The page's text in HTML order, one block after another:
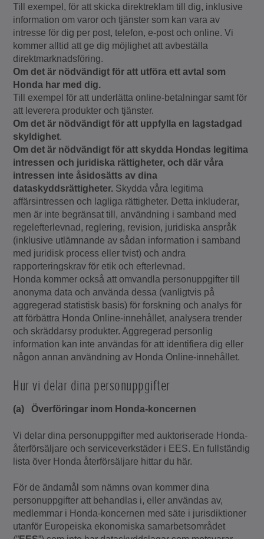
Till exempel, för att skicka direktreklam till dig, inklusive
information om varor och tjänster som kan vara av
intresse för dig per post, telefon, e-post och online. Vi
kommer alltid att ge dig möjlighet att avbeställa
direktmarknadsföring.
Om det är nödvändigt för att utföra ett avtal som
Honda har med dig.
Till exempel för att underlätta online-betalningar samt för
att leverera produkter och tjänster.
Om det är nödvändigt för att uppfylla en lagstadgad
skyldighet.
Om det är nödvändigt för att skydda Hondas legitima
intressen och juridiska rättigheter, och där våra
intressen inte åsidosätts av dina
dataskyddsrättigheter. Skydda våra legitima
affärsintressen och lagliga rättigheter. Detta inkluderar,
men är inte begränsat till, användning i samband med
regelefterlevnad, reglering, revision, juridiska anspråk
(inklusive utlämnande av sådan information i samband
med juridisk process eller tvist) och andra
rapporteringskrav för etik och efterlevnad.
Honda kommer också att omvandla personuppgifter till
anonyma data och använda dessa (vanligtvis på
aggregerad statistisk basis) för forskning och analys för
att förbättra Honda Online-innehållet, analysera trender
och skräddarsy produkter. Aggregerad personlig
information kan inte användas för att identifiera dig eller
någon annan användning av Honda Online-innehållet.
Hur vi delar dina personuppgifter
(a) Överföringar inom Honda-koncernen
Vi delar dina personuppgifter med auktoriserade Honda-
återförsäljare och serviceverkstäder i EES. En fullständig
lista över Honda återförsäljare hittar du här.
För de ändamål som nämns ovan kommer dina
personuppgifter att behandlas i, eller användas av,
medlemmar i Honda-koncernen med säte i jurisdiktioner
utanför Europeiska ekonomiska samarbetsområdet